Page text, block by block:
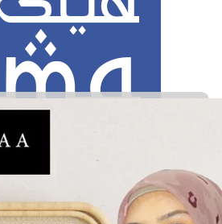
Nama Gabungan Nama RasulAsma’ul